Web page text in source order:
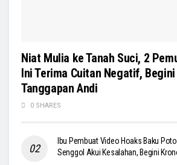
Niat Mulia ke Tanah Suci, 2
Ini Terima Cuitan Negatif, Begini
Tanggapan Andi
0 SHARES
Ibu Pembuat Video Hoaks Baku
Senggol Akui Kesalahan, Begini